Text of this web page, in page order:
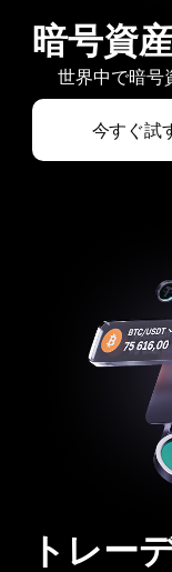
暗号資
世界中で暗号
今すぐ試
トレー